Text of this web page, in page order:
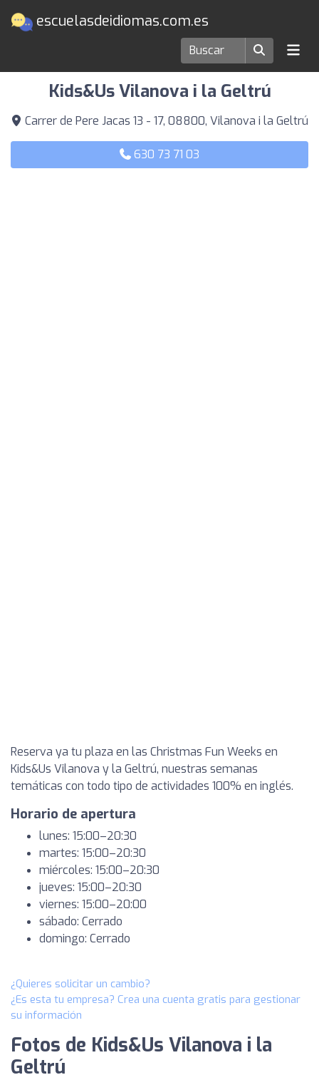
escuelasdeidiomas.com.es
Escuelas de idiomas en Vilanova i la Geltrú
Kids&Us Vilanova i la Geltrú
Carrer de Pere Jacas 13 - 17, 08800, Vilanova i la Geltrú
630 73 71 03
Reserva ya tu plaza en las Christmas Fun Weeks en
Kids&Us Vilanova y la Geltrú, nuestras semanas
temáticas con todo tipo de actividades 100% en inglés.
Horario de apertura
lunes: 15:00–20:30
martes: 15:00–20:30
miércoles: 15:00–20:30
jueves: 15:00–20:30
viernes: 15:00–20:00
sábado: Cerrado
domingo: Cerrado
¿Quieres solicitar un cambio?
¿Es esta tu empresa? Crea una cuenta gratis para gestionar
su información
Fotos de Kids&Us Vilanova i la
Geltrú